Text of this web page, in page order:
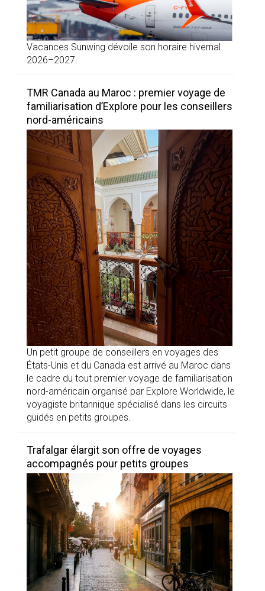
Vacances Sunwing dévoile son horaire hivernal
2026–2027.
TMR Canada au Maroc : premier voyage de
familiarisation d’Explore pour les conseillers
nord-américains
Un petit groupe de conseillers en voyages des
États-Unis et du Canada est arrivé au Maroc dans
le cadre du tout premier voyage de familiarisation
nord-américain organisé par Explore Worldwide, le
voyagiste britannique spécialisé dans les circuits
guidés en petits groupes.
Trafalgar élargit son offre de voyages
accompagnés pour petits groupes